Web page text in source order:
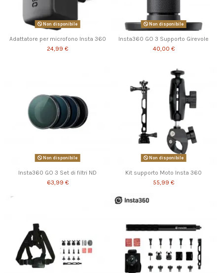
Non disponibile
Adattatore per microfono Insta 360
24,99 €
Non disponibile
Insta360 GO 3 Supporto Girevole
40,00 €
Non disponibile
Insta360 GO 3 Set di filtri ND
63,99 €
Non disponibile
Kit supporto Moto Insta 360
55,99 €